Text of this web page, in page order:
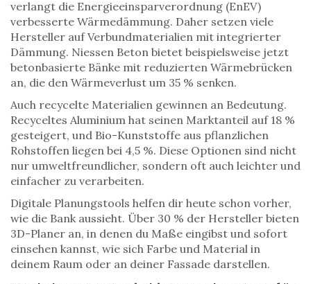
verlangt die Energieeinsparverordnung (EnEV)
verbesserte Wärmedämmung. Daher setzen viele
Hersteller auf Verbundmaterialien mit integrierter
Dämmung. Niessen Beton bietet beispielsweise jetzt
betonbasierte Bänke mit reduzierten Wärmebrücken
an, die den Wärmeverlust um 35 % senken.
Auch recycelte Materialien gewinnen an Bedeutung.
Recyceltes Aluminium hat seinen Marktanteil auf 18 %
gesteigert, und Bio-Kunststoffe aus pflanzlichen
Rohstoffen liegen bei 4,5 %. Diese Optionen sind nicht
nur umweltfreundlicher, sondern oft auch leichter und
einfacher zu verarbeiten.
Digitale Planungstools helfen dir heute schon vorher,
wie die Bank aussieht. Über 30 % der Hersteller bieten
3D-Planer an, in denen du Maße eingibst und sofort
einsehen kannst, wie sich Farbe und Material in
deinem Raum oder an deiner Fassade darstellen.